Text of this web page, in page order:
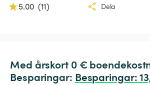
5.00 (11) Dela
Med årskort 0 €
Besparingar: Besparingar: